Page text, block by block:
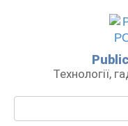
Технології,